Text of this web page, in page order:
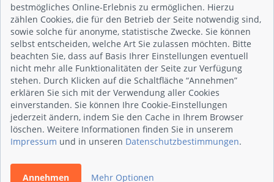
Studie: Digitalisierungsbarometer
Initiative gegen Fake-Bewertungen
Kunden Informationen
Beratungsgespräch vereinbaren
Impressum
Datenschutz
AGB
Nutzungsbedingungen
bestmögliches Online-Erlebnis zu ermöglichen. Hierzu
zählen Cookies, die für den Betrieb der Seite notwendig sind,
sowie solche für anonyme, statistische Zwecke. Sie können
selbst entscheiden, welche Art Sie zulassen möchten. Bitte
beachten Sie, dass auf Basis Ihrer Einstellungen eventuell
nicht mehr alle Funktionalitäten der Seite zur Verfügung
stehen. Durch Klicken auf die Schaltfläche “Annehmen”
erklären Sie sich mit der Verwendung aller Cookies
einverstanden. Sie können Ihre Cookie-Einstellungen
jederzeit ändern, indem Sie den Cache in Ihrem Browser
löschen. Weitere Informationen finden Sie in unserem
Impressum und in unseren Datenschutzbestimmungen.
Annehmen Mehr Optionen